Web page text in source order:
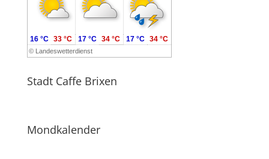
© Landeswetterdienst
16 °C 33 °C 17 °C 34 °C 17 °C 34 °C
Stadt Caffe Brixen
Mondkalender